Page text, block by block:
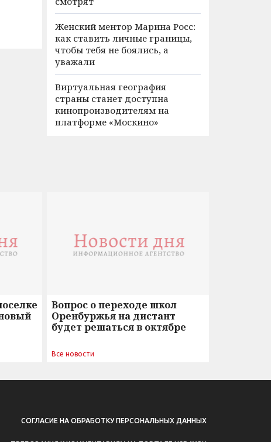
Женский ментор Марина Росс:
как ставить личные границы,
чтобы тебя не боялись, а
уважали
Виртуальная география
страны станет доступна
кинопроизводителям на
платформе «Москино»
Вопрос о переходе школ
Оренбуржья на дистант
будет решаться в октябре
Все новости
СОГЛАСИЕ НА ОБРАБОТКУ ПЕРСОНАЛЬНЫХ ДАННЫХ